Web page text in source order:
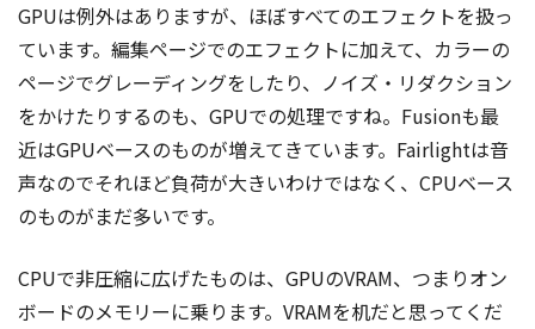
GPUは例外はありますが、ほぼすべてのエフェクトを扱っ
ています。編集ページでのエフェクトに加えて、カラーの
ページでグレーディングをしたり、ノイズ・リダクション
をかけたりするのも、GPUでの処理ですね。Fusionも最
近はGPUベースのものが増えてきています。Fairlightは音
声なのでそれほど負荷が大きいわけではなく、CPUベース
のものがまだ多いです。
CPUで非圧縮に広げたものは、GPUのVRAM、つまりオン
ボードのメモリーに乗ります。VRAMを机だと思ってくだ